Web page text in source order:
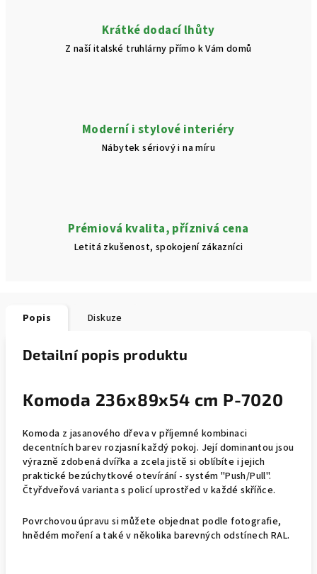
Krátké dodací lhůty
Z naší italské truhlárny přímo k Vám domů
Moderní i stylové interiéry
Nábytek sériový i na míru
Prémiová kvalita, příznivá cena
Letitá zkušenost, spokojení zákazníci
Popis Diskuze
Detailní popis produktu
Komoda 236x89x54 cm P-7020
Komoda z jasanového dřeva v příjemné kombinaci
decentních barev rozjasní každý pokoj. Její dominantou jsou
výrazně zdobená dvířka a zcela jistě si oblíbíte i jejich
praktické bezúchytkové otevírání - systém "Push/Pull".
Čtyřdveřová varianta s policí uprostřed v každé skříňce.
Povrchovou úpravu si můžete objednat podle fotografie,
hnědém moření a také v několika barevných odstínech RAL.